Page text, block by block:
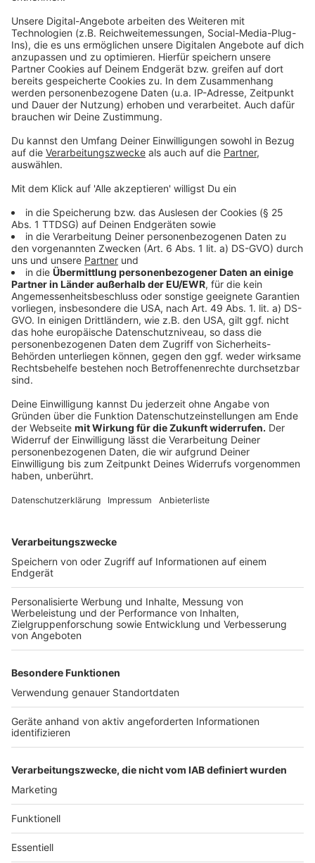
so: Wenn ich nur ganz geringfügig und unter 520 Euro
vermiete, ist das steuerfrei. Wenn ich über 520 Euro im
Jahr dadurch einnehme, ist alles steuerpflichtig", sagt
Anwalt Kempgens. Es ist also ratsam, die
Mieteinnahmen in der kommenden Steuererklärung
anzugeben.
Anzeige
©RA Kempgens
Rechtsanwalt Arndt Kempgens aus Gelsenkirchen
Anzeige
Wer kommt für Schäden auf?
Anzeige
Wer seine Wohnung über Airbnb in der Fußballzeit
vermietet, bekommt natürlich keine Garantie dafür,
dass alles heile bleibt. Doch was passiert eigentlich,
wenn tatsächlich Schäden in der Wohnung entstehen?
"Wenn Untervermieter etwas beschädigen, müssen sie
es grundsätzlich bezahlen. Als Vermieterin oder
einzelnen Räume zu schießen, damit man beweisen
Sollte es zu Lärmbelästigungen kommen, weil die Fans
noch eine Party schmeißen, könnte es im Anschluss an
die Vermietung sicherlich Probleme mit Nachbarinnen
oder Nachbarn geben. Der Anwalt dazu: "Wenn man die
Wohnung untervermietet, sollte man schon solche
Dinge klarstellen, dass ab einer gewissen Uhrzeit
Nachtruhe herrscht."
Da die Nachtruhe (22 Uhr bis 6 Uhr) in den rund 30
wahrscheinlich nicht nur in den vier Austragungsorten
ausgehebelt werden könnte, lohnt sich ein Blick auf
die Regeln in der eigenen Kommune oder Stadt.
Autoren: Joachim Schultheis & Nina Tenhaef
Anzeige